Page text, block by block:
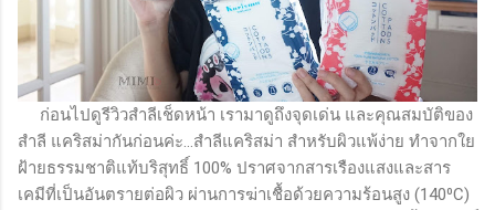
ก่อนไปดูรีวิวสำลีเช็ดหน้า เรามาดูถึงจุดเด่น และคุณสมบัติของ
สำลี แคริสม่ากันก่อนค่ะ...สำลีแคริสม่า สำหรับผิวแพ้ง่าย ทำจากใย
ฝ้ายธรรมชาติแท้บริสุทธิ์ 100% ปราศจากสารเรืองแสงและสาร
เคมีที่เป็นอันตรายต่อผิว ผ่านการฆ่าเชื้อด้วยความร้อนสูง (140⁰C)